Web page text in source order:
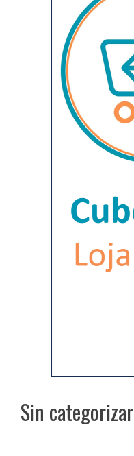
Sin categorizar